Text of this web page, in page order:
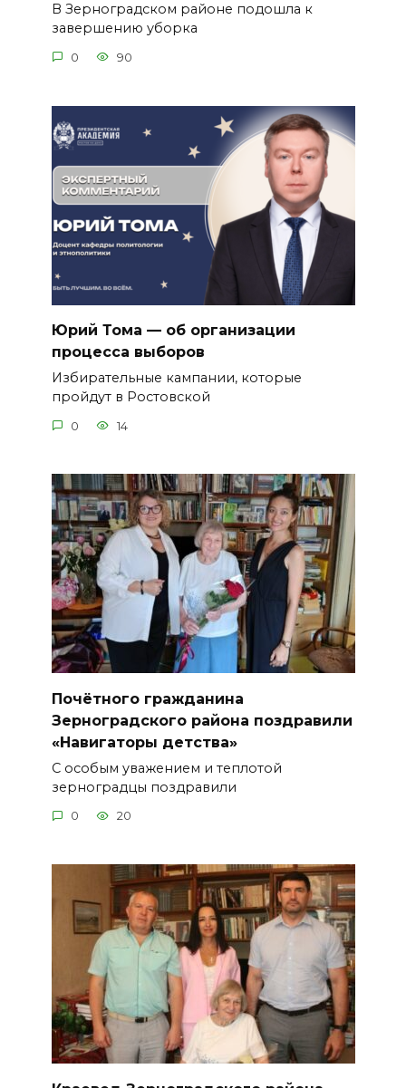
В Зерноградском районе подошла к
завершению уборка
0 90
Юрий Тома — об организации
процесса выборов
Избирательные кампании, которые
пройдут в Ростовской
0 14
Почётного гражданина
Зерноградского района поздравили
«Навигаторы детства»
С особым уважением и теплотой
зерноградцы поздравили
0 20